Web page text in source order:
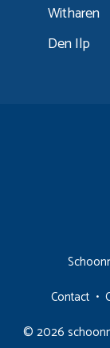
Witharen
Den Ilp
Contact •
© 2026